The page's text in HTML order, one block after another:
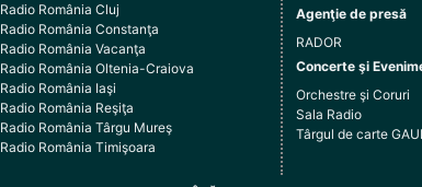
Radio România Cluj
Radio România Constanţa
Radio România Vacanţa
Radio România Oltenia-Craiova
Radio România Iaşi
Radio România Reşiţa
Radio România Târgu Mureş
Radio România Timişoara
Agenţie de presă
RADOR
Concerte şi
Orchestre şi Coruri
Sala Radio
Târgul de carte